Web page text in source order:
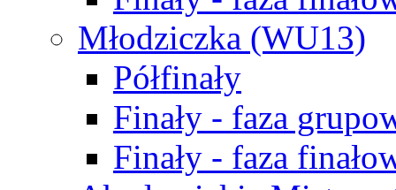
Młodziczka (WU13)
Półfinały
Finały - faza
Finały - faza